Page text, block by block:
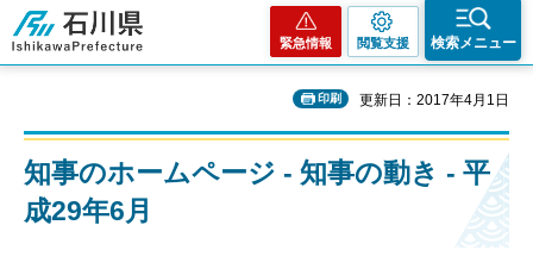
石川県
緊急情報 閲覧支援 検索メニュー
印刷 更新日：2017年4月1日
知事のホームページ - 知事の動き - 平
成29年6月